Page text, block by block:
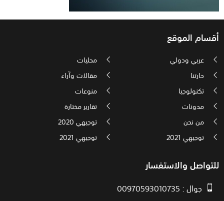
أقسام الموقع
عربي ودولي
محليات
حارتنا
مقالات وآراء
تكنولوجيا
منوعات
مدونات
تقارير مختارة
من نحن
توجيهي 2020
توجيهي 2021
توجيهي 2021
للتواصل والاستفسار
جوال : 00970593010735